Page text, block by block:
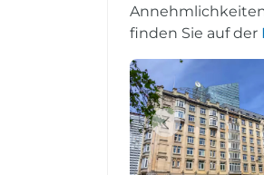
finden Sie auf der